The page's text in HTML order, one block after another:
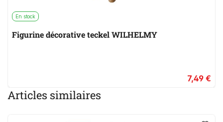
En stock
Figurine décorative teckel WILHELMY
7,49 €
Articles similaires